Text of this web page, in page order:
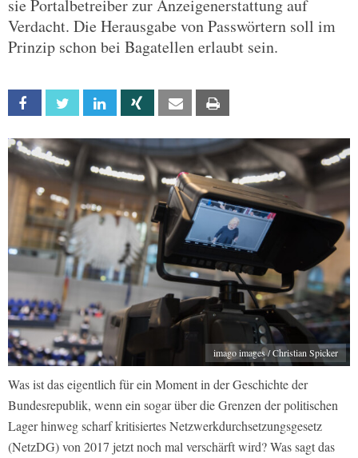
sie Portalbetreiber zur Anzeigenerstattung auf
Verdacht. Die Herausgabe von Passwörtern soll im
Prinzip schon bei Bagatellen erlaubt sein.
Facebook Twitter Linkedin Xing Email
imago images / Christian Spicker
Was ist das eigentlich für ein Moment in der Geschichte der
Bundesrepublik, wenn ein sogar über die Grenzen der politischen
Lager hinweg scharf kritisiertes Netzwerkdurchsetzungsgesetz
(NetzDG) von 2017 jetzt noch mal verschärft wird? Was sagt das